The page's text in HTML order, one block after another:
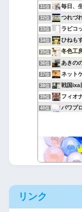
31位 毎日、
32位 つれづ
33位 ラピコ
34位 ひねも
35位 冬色工
36位 あきの
37位 ネット
38位 戦国ixa
39位 フィオ
40位 パワプ
放置少
リンク